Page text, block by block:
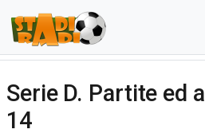
Serie D. Partite ed
14